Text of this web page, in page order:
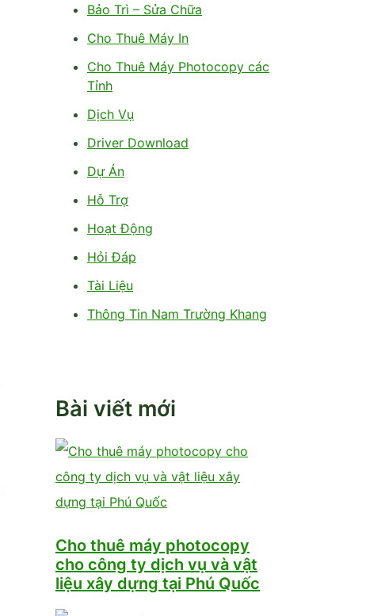
Bảo Trì – Sửa Chữa
Cho Thuê Máy In
Cho Thuê Máy Photocopy các
Tỉnh
Dịch Vụ
Driver Download
Dự Án
Hỗ Trợ
Hoạt Động
Hỏi Đáp
Tài Liệu
Thông Tin Nam Trường Khang
Bài viết mới
Cho thuê máy photocopy
cho công ty dịch vụ và vật
liệu xây dựng tại Phú Quốc